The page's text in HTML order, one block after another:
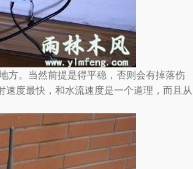
方。当然前提是得平稳，否则会有掉落伤
速度最快，和水流速度是一个道理，而且从